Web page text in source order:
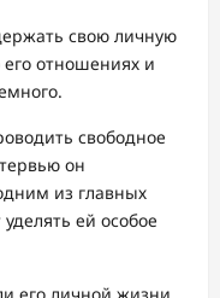
свою личную
отношениях и
свободное
он
из главных
ей особое